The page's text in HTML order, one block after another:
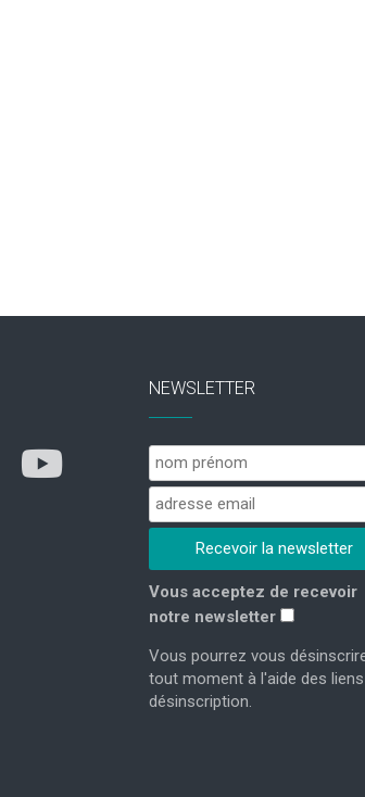
NEWSLETTER
Vous acceptez de recevoir
notre newsletter
Vous pourrez vous
tout moment à l'aide des
désinscription.